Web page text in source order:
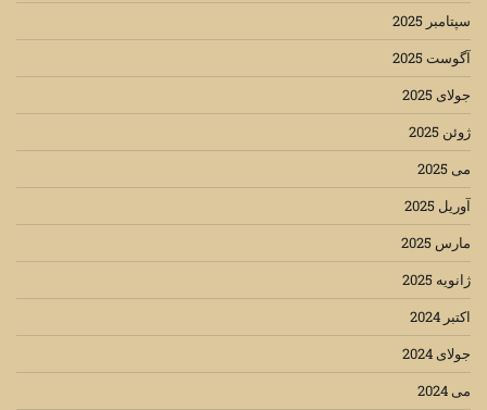
سپتامبر 2025
آگوست 2025
جولای 2025
ژوئن 2025
می 2025
آوریل 2025
مارس 2025
ژانویه 2025
اکتبر 2024
جولای 2024
می 2024